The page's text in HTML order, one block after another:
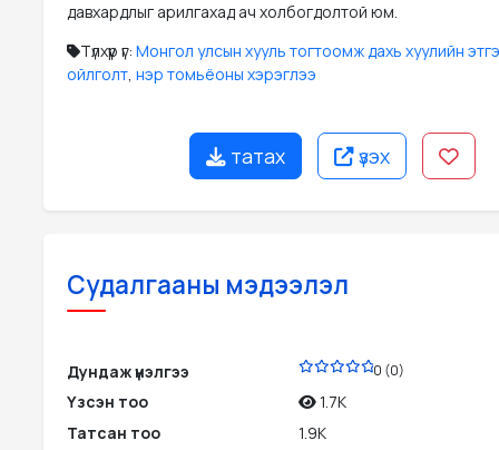
давхардлыг арилгахад ач холбогдолтой юм.
Түлхүүр үг: Монгол улсын хууль тогтоомж дахь хуулийн
ойлголт, нэр томьёоны хэрэглээ
татах үзэх
Судалгааны мэдээлэл
Дундаж үнэлгээ 0 (0)
Үзсэн тоо
1.7K
Татсан тоо
1.9K